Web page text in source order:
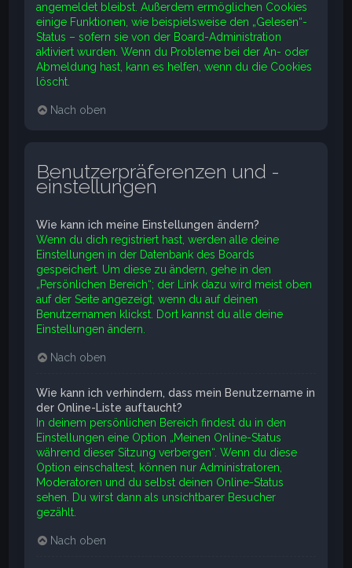
angemeldet bleibst. Außerdem ermöglichen Cookies
einige Funktionen, wie beispielsweise den „Gelesen“-
Status – sofern sie von der Board-Administration
aktiviert wurden. Wenn du Probleme bei der An- oder
Abmeldung hast, kann es helfen, wenn du die Cookies
löscht.
Nach oben
Benutzerpräferenzen und -
einstellungen
Wie kann ich meine Einstellungen ändern?
Wenn du dich registriert hast, werden alle deine
Einstellungen in der Datenbank des Boards
gespeichert. Um diese zu ändern, gehe in den
„Persönlichen Bereich“; der Link dazu wird meist oben
auf der Seite angezeigt, wenn du auf deinen
Benutzernamen klickst. Dort kannst du alle deine
Einstellungen ändern.
Nach oben
Wie kann ich verhindern, dass mein Benutzername in
der Online-Liste auftaucht?
In deinem persönlichen Bereich findest du in den
Einstellungen eine Option „Meinen Online-Status
während dieser Sitzung verbergen“. Wenn du diese
Option einschaltest, können nur Administratoren,
Moderatoren und du selbst deinen Online-Status
sehen. Du wirst dann als unsichtbarer Besucher
gezählt.
Nach oben